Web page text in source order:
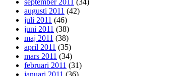
september 2011 (34)
augusti 2011 (42)
juli 2011 (46)
juni 2011 (38)
maj 2011 (38)
april 2011 (35)
mars 2011 (34)
februari 2011 (31)